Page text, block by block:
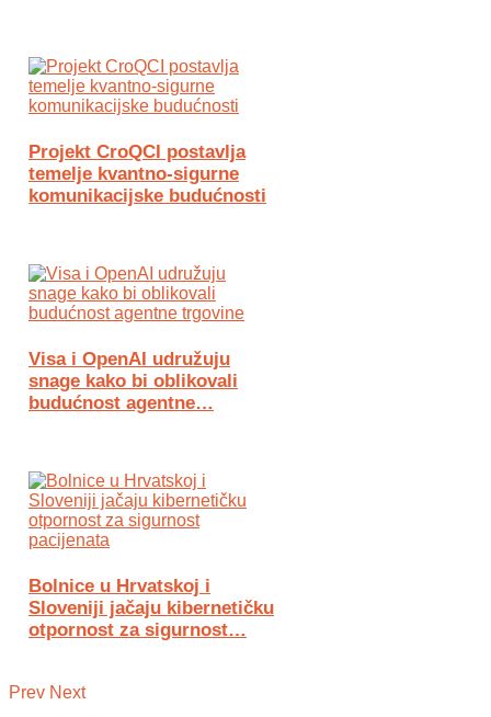
Projekt CroQCI postavlja
temelje kvantno-sigurne
komunikacijske budućnosti
Visa i OpenAI udružuju
snage kako bi oblikovali
budućnost agentne…
Bolnice u Hrvatskoj i
Sloveniji jačaju kibernetičku
otpornost za sigurnost…
Prev Next